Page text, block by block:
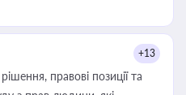
+13
правові позиції та